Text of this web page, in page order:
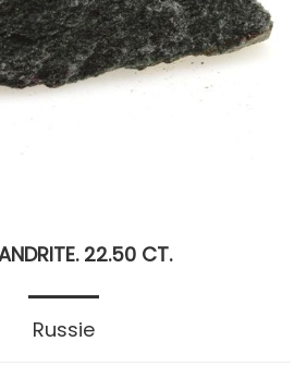
22.50 CT.
Russie